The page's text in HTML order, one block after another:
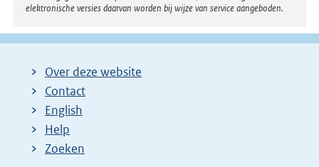
elektronische versies daarvan worden bij wijze van service aangeboden.
Over deze website
Contact
English
Help
Zoeken